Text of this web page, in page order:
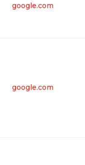
google.com
google.com